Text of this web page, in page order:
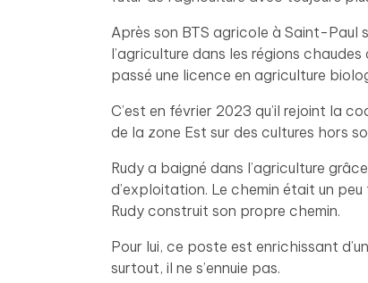
Après son BTS agricole à Saint-Paul
l’agriculture dans les régions
passé une licence en agriculture
C’est en février 2023 qu’il rejoint la
de la zone Est sur des cultures hors
Rudy a baigné dans l’agriculture
d’exploitation. Le chemin était un
Rudy construit son propre chemin.
Pour lui, ce poste est enrichissant
surtout, il ne s’ennuie pas.